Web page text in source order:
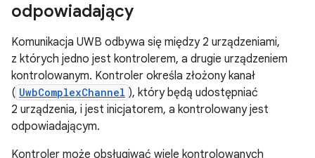
odpowiadający
Komunikacja UWB odbywa się między 2 urządzeniami,
z których jedno jest kontrolerem, a drugie urządzeniem
kontrolowanym. Kontroler określa złożony kanał
( UwbComplexChannel ), który będą udostępniać
2 urządzenia, i jest inicjatorem, a kontrolowany jest
odpowiadającym.
Kontroler może obsługiwać wiele kontrolowanych